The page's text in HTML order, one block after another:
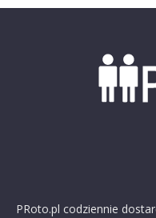
PRoto.pl codziennie